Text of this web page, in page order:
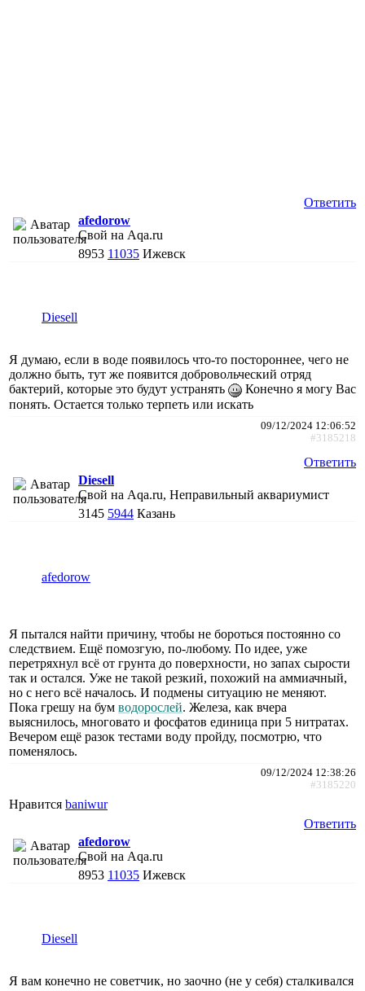
Ответить
afedorow
Свой на Aqa.ru
8953 11035 Ижевск
Diesell
Я думаю, если в воде появилось что-то постороннее, чего не
должно быть, тут же появится добровольческий отряд
бактерий, которые это будут устранять
Конечно я могу Вас
понять. Остается только терпеть или искать
09/12/2024 12:06:52
#3185218
Ответить
Diesell
Свой на Aqa.ru, Неправильный аквариумист
3145 5944 Казань
afedorow
Я пытался найти причину, чтобы не бороться постоянно со
следствием. Ещё помозгую, по-любому. По идее, уже
перетряхнул всё от грунта до поверхности, но запах сырости
так и остался. Уже не такой резкий, похожий на аммиачный,
но с него всё началось. И подмены ситуацию не меняют.
Пока грешу на бум водорослей. Железа, как вчера
выяснилось, многовато и фосфатов единица при 5 нитратах.
Вечером ещё разок тестами воду пройду, посмотрю, что
поменялось.
09/12/2024 12:38:26
#3185220
Нравится baniwur
Ответить
afedorow
Свой на Aqa.ru
8953 11035 Ижевск
Diesell
Я вам конечно не советчик, но заочно (не у себя) сталкивался